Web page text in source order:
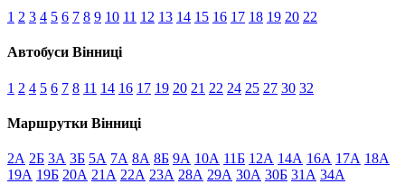
1 2 3 4 5 6 7 8 9 10 11 12 13 14 15 16 17 18 19 20 22
Автобуси Вінниці
1 2 4 5 6 7 8 11 14 16 17 19 20 21 22 24 25 27 30 32
Маршрутки Вінниці
2А 2Б 3А 3Б 5А 7А 8А 8Б 9А 10А 11Б 12А 14А 16А 17А 18А
19А 19Б 20А 21А 22А 23А 28А 29А 30А 30Б 31А 34А